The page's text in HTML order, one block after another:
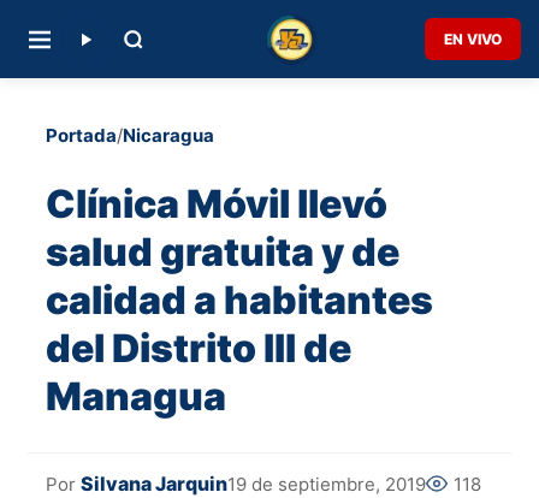
EN VIVO
Portada/Nicaragua
Clínica Móvil llevó
salud gratuita y de
calidad a habitantes
del Distrito III de
Managua
Por Silvana Jarquin19 de septiembre, 2019 118